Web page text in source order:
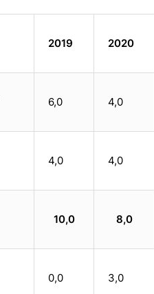
2019 2020
6,0 4,0
4,0 4,0
10,0 8,0
0,0 3,0